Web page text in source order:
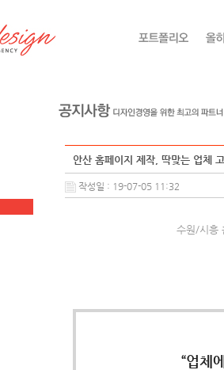
안산 홈페이지 제작, 딱맞는 업체
작성일 : 19-07-05 11:32
수원/시흥
“업체